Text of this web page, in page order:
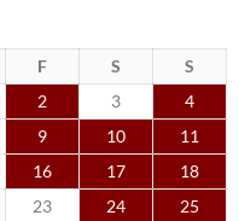
F S
S
2 3
4
9 10
11
16 17
18
23 24
25